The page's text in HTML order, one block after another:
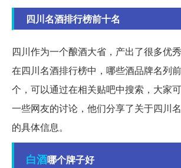
四川名酒排行榜前十名
四川作为一个酿酒大省，产出了很多优
在四川名酒排行榜中，哪些酒品牌名列
个，可以通过在相关贴吧中搜索，大家
一些网友的讨论，他们分享了关于四川
的具体信息。
白酒哪个牌子好